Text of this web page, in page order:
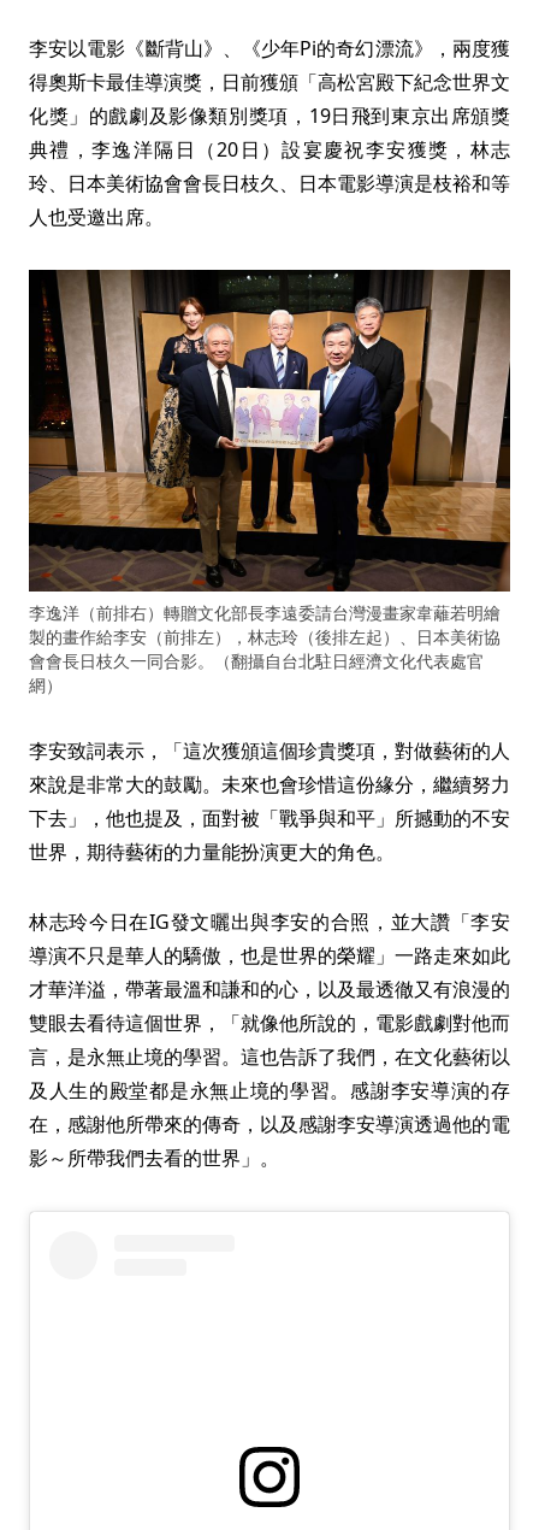
李安以電影《斷背山》、《少年Pi的奇幻漂流》，兩度獲
得奧斯卡最佳導演獎，日前獲頒「高松宮殿下紀念世界文
化獎」的戲劇及影像類別獎項，19日飛到東京出席頒獎
典禮，李逸洋隔日（20日）設宴慶祝李安獲獎，林志
玲、日本美術協會會長日枝久、日本電影導演是枝裕和等
人也受邀出席。
李逸洋（前排右）轉贈文化部長李遠委請台灣漫畫家韋蘺若明繪
製的畫作給李安（前排左），林志玲（後排左起）、日本美術協
會會長日枝久一同合影。（翻攝自台北駐日經濟文化代表處官
網）
李安致詞表示，「這次獲頒這個珍貴獎項，對做藝術的人
來說是非常大的鼓勵。未來也會珍惜這份緣分，繼續努力
下去」，他也提及，面對被「戰爭與和平」所撼動的不安
世界，期待藝術的力量能扮演更大的角色。
林志玲今日在IG發文曬出與李安的合照，並大讚「李安
導演不只是華人的驕傲，也是世界的榮耀」一路走來如此
才華洋溢，帶著最溫和謙和的心，以及最透徹又有浪漫的
雙眼去看待這個世界，「就像他所說的，電影戲劇對他而
言，是永無止境的學習。這也告訴了我們，在文化藝術以
及人生的殿堂都是永無止境的學習。感謝李安導演的存
在，感謝他所帶來的傳奇，以及感謝李安導演透過他的電
影～所帶我們去看的世界」。